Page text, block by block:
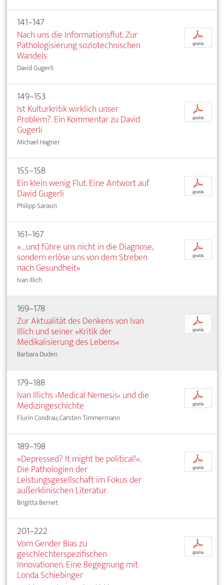
141–147
Nach uns die Informationsflut. Zur
Pathologisierung soziotechnischen
Wandels
David Gugerli
p
gratis
149–153
Ist Kulturkritik wirklich unser
Problem?. Ein Kommentar zu David
Gugerli
Michael Hagner
p
gratis
155–158
Ein klein wenig Flut. Eine Antwort auf
David Gugerli
Philipp Sarasin
p
gratis
161–167
»…und führe uns nicht in die Diagnose,
sondern erlöse uns von dem Streben
nach Gesundheit«
Ivan Illich
p
gratis
169–178
Zur Aktualität des Denkens von Ivan
Illich und seiner »Kritik der
Medikalisierung des Lebens«
Barbara Duden
p
gratis
179–188
Ivan Illichs ›Medical Nemesis‹ und die
Medizingeschichte
Flurin Condrau, Carsten Timmermann
p
gratis
189–198
»Depressed? It might be political!«.
Die Pathologien der
Leistungsgesellschaft im Fokus der
außerklinischen Literatur
Brigitta Bernet
p
gratis
201–222
Vom Gender Bias zu
geschlechterspezifischen
Innovationen. Eine Begegnung mit
Londa Schiebinger
p
gratis